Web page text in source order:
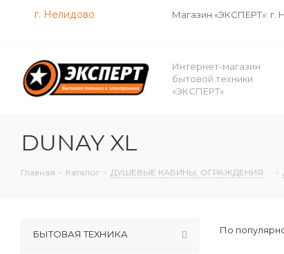
г. Нелидово Магазин «ЭКСПЕРТ»:
Интернет-магазин
бытовой техники
«ЭКСПЕРТ»
DUNAY XL
Главная - Каталог - ДУШЕВЫЕ КАБИНЫ, ОГРАЖДЕНИЯ -
По
БЫТОВАЯ ТЕХНИКА